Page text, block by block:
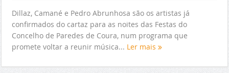
Dillaz, Camané e Pedro Abrunhosa são os artistas já
confirmados do cartaz para as noites das Festas do
Concelho de Paredes de Coura, num programa que
promete voltar a reunir música... Ler mais